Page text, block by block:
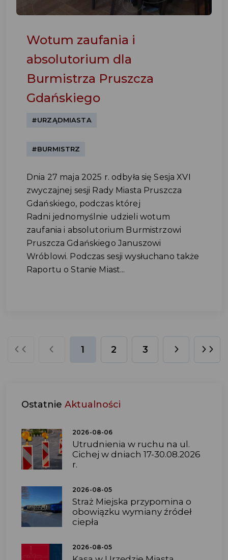
Wotum zaufania i
absolutorium dla
Burmistrza Pruszcza
Gdańskiego
#URZĄDMIASTA
#BURMISTRZ
Dnia 27 maja 2025 r. odbyła się Sesja XVI
zwyczajnej sesji Rady Miasta Pruszcza
Gdańskiego, podczas której
Radni jednomyślnie udzieli wotum
zaufania i absolutorium Burmistrzowi
Pruszcza Gdańskiego Januszowi
Wróblowi. Podczas sesji wysłuchano także
Raportu o Stanie Miast...
1 2 3
Ostatnie Aktualności
2026-08-06
Utrudnienia w ruchu na ul.
Cichej w dniach 17-30.08.2026
r.
2026-08-05
Straż Miejska przypomina o
obowiązku wymiany źródeł
ciepła
2026-08-05